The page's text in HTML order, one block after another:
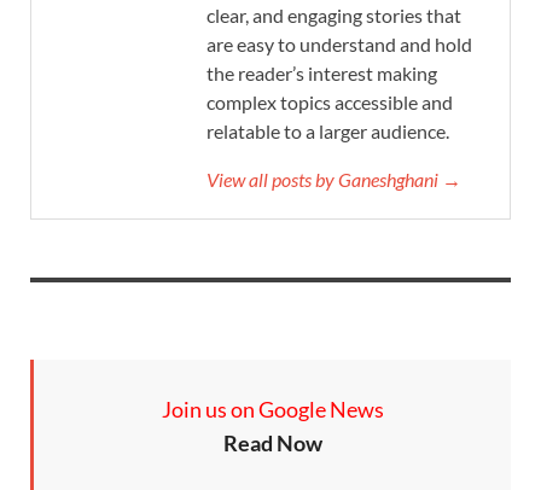
clear, and engaging stories that
are easy to understand and hold
the reader’s interest making
complex topics accessible and
relatable to a larger audience.
View all posts by Ganeshghani →
Join us on Google News
Read Now